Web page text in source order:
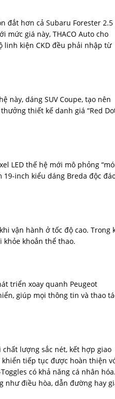
đắt hơn cả Subaru Forester 2.5
mức giá này, THACO Auto cho
linh kiện CKD đều phải nhập từ
này, dáng SUV Coupe, tạo nên
thiết kế danh giá “Red
LED thế hệ mới mô phỏng
inch kiểu dáng Breda độc
vận hành ở tốc độ cao. Trong
khỏe khoắn thể thao.
triển xoay quanh Peugeot
giúp mọi thông tin và thao
lượng sắc nét, kết hợp giao
tiếp tục được hoàn thiện
có khả năng cá nhân hóa.
như điều hòa, dẫn đường hay